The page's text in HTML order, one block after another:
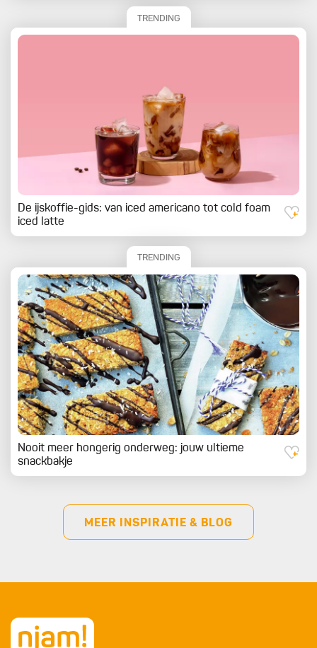
TRENDING
De ijskoffie-gids: van iced americano tot cold foam
iced latte
TRENDING
Nooit meer hongerig onderweg: jouw ultieme
snackbakje
MEER INSPIRATIE & BLOG